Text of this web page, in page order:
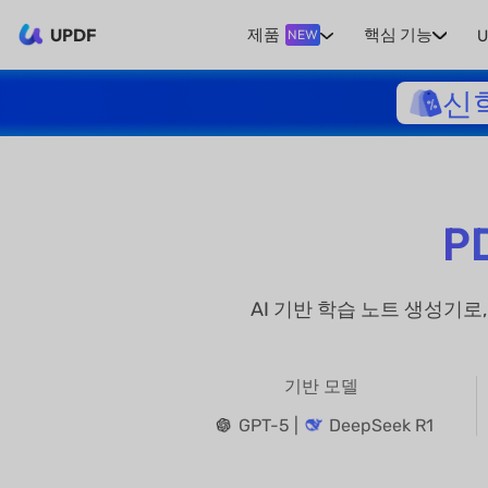
UPDF 제품 NEW 핵심 기능
신
AI 기반 학습 노트 생성기
기반 모델
GPT-5 |
DeepSeek R1